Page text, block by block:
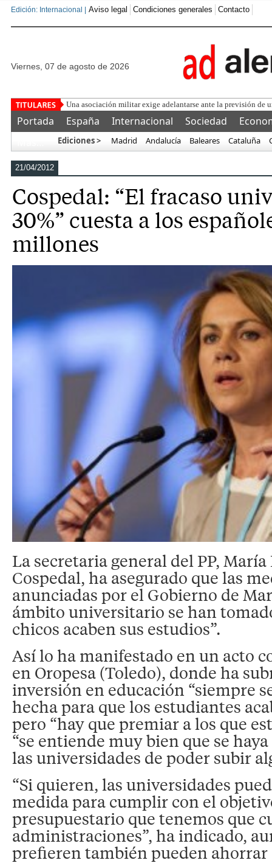
Edición: Internacional | Aviso legal Condiciones generales Contacto
viernes, 07 de agosto de 2026
L
Portada España Internacional Sociedad
Ediciones > Madrid Andalucía Baleares Cataluña
21/04/2012
Cospedal: “El fracaso
30%” cuesta a los
millones
La secretaria general del PP,
Cospedal, ha asegurado que las
anunciadas por el Gobierno de
ámbito universitario se han
chicos acaben sus estudios”.
Así lo ha manifestado en un acto
en Oropesa (Toledo), donde ha
inversión en educación “siempre
hecha para que los estudiantes
pero “hay que premiar a los que
“se entiende muy bien que se
las universidades de poder subir
“Si quieren, las universidades
medida para cumplir con el
presupuestario que tenemos que
administraciones”, ha indicado,
prefieren también pueden ahorrar